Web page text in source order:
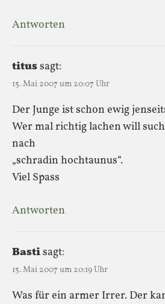
Antworten
titussagt:
15. Mai 2007 um 20:07 Uhr
Der Junge ist schon ewig
Wer mal richtig lachen will
nach
„schradin hochtaunus“.
Viel Spass
Antworten
Bastisagt:
15. Mai 2007 um 20:19 Uhr
Was für ein armer Irrer. Der